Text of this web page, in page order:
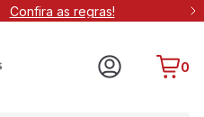
Confira as regras!
0